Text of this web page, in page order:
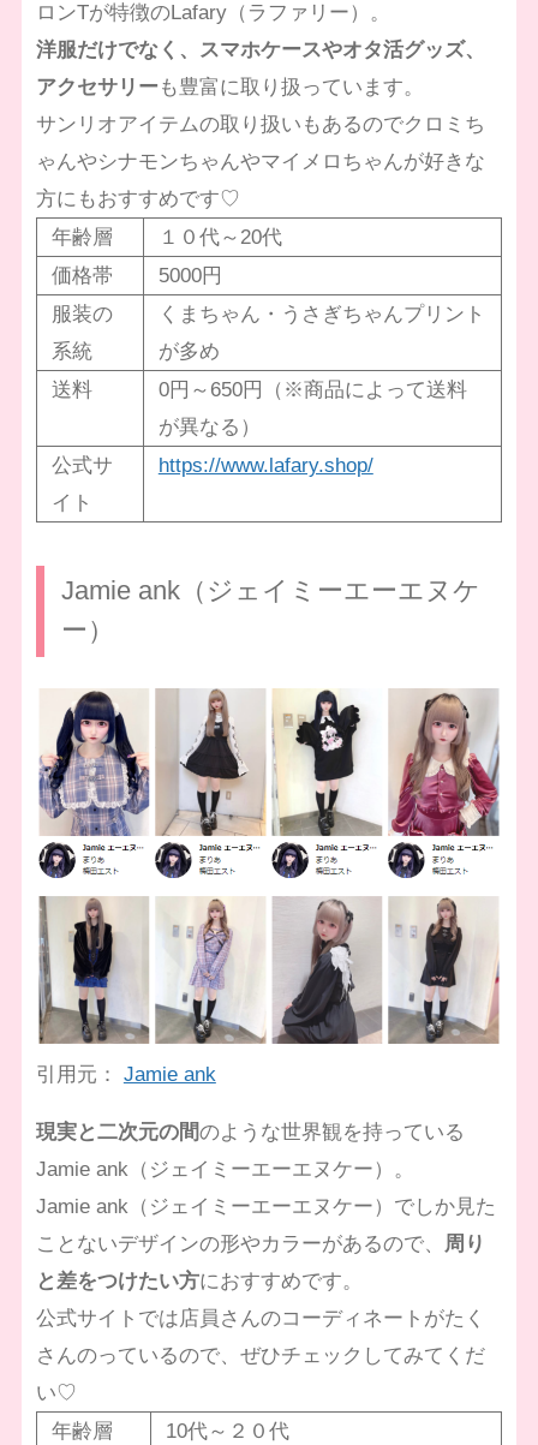
ロンTが特徴のLafary（ラファリー）。
洋服だけでなく、スマホケースやオタ活グッズ、
アクセサリー も豊富に取り扱っています。
サンリオアイテムの取り扱いもあるのでクロミち
ゃんやシナモンちゃんやマイメロちゃんが好きな
方にもおすすめです♡
年齢層
１０代～20代
価格帯
5000円
服装の
系統
くまちゃん・うさぎちゃんプリント
が多め
送料
0円～650円（※商品によって送料
が異なる）
公式サ
イト
https://www.lafary.shop/
Jamie ank（ジェイミーエーエヌケ
ー）
引用元： Jamie ank
現実と二次元の間のような世界観を持っている
Jamie ank（ジェイミーエーエヌケー）。
Jamie ank（ジェイミーエーエヌケー）でしか見た
ことないデザインの形やカラーがあるので、 周り
と差をつけたい方におすすめです。
公式サイトでは店員さんのコーディネートがたく
さんのっているので、ぜひチェックしてみてくだ
い♡
年齢層
10代～２０代